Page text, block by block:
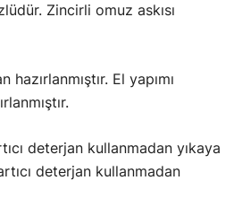
Zincirli omuz askısı
hazırlanmıştır. El yapımı
deterjan kullanmadan yıkaya
deterjan kullanmadan